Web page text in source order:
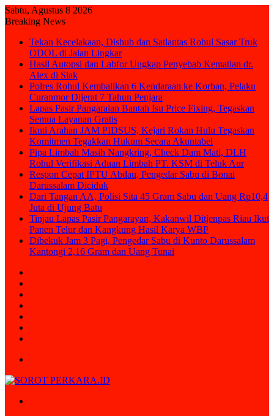
Sabtu, Agustus 8 2026
Breaking News
Tekan Kecelakaan, Dishub dan Satlantas Rohul Sasar Truk
ODOL di Jalan Lingkar
Hasil Autopsi dan Labfor Ungkap Penyebab Kematian dr.
Alex di Siak
Polres Rohul Kembalikan 6 Kendaraan ke Korban, Pelaku
Curanmor Dijerat 7 Tahun Penjara
Lapas Pasir Pangaraian Bantah Isu Price Fixing, Tegaskan
Semua Layanan Gratis
Ikuti Arahan JAM PIDSUS, Kejari Rokan Hulu Tegaskan
Komitmen Tegakkan Hukum Secara Akuntabel
Pipa Limbah Masih Nangkring, Check Dam Mati, DLH
Rohul Verifikasi Aduan Limbah PT. KSM di Teluk Aur
Respon Cepat IPTU Abdau, Pengedar Sabu di Bonai
Darussalam Diciduk
Dari Tangan AA, Polisi Sita 45 Gram Sabu dan Uang Rp10,4
Juta di Ujung Batu
Tinjau Lapas Pasir Pangarayan, Kakanwil Ditjenpas Riau Ikut
Panen Telur dan Kangkung Hasil Karya WBP
Dibekuk Jam 3 Pagi, Pengedar Sabu di Kunto Darussalam
Kantongi 2,16 Gram dan Uang Tunai